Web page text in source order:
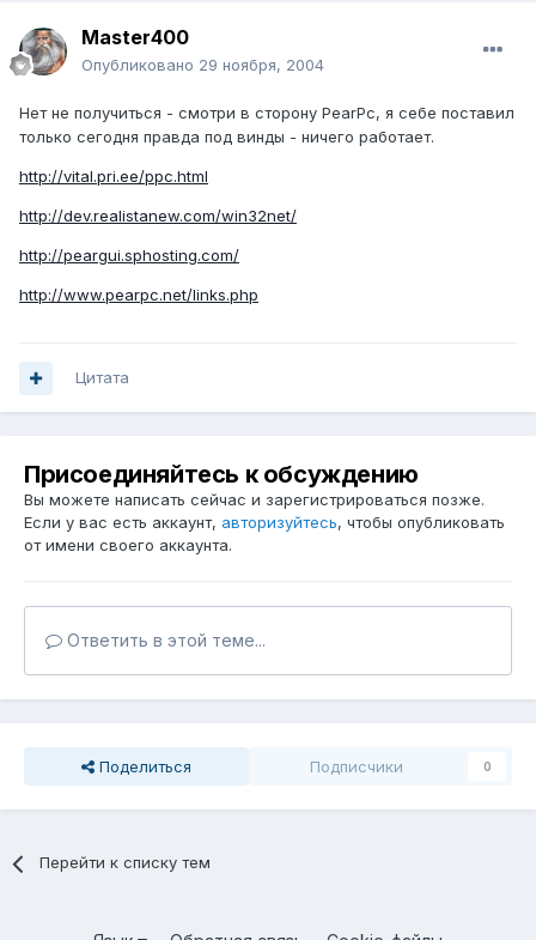
Master400
Опубликовано 29 ноября, 2004
Нет не получиться - смотри в сторону PearPc, я себе поставил
только сегодня правда под винды - ничего работает.
http://vital.pri.ee/ppc.html
http://dev.realistanew.com/win32net/
http://peargui.sphosting.com/
http://www.pearpc.net/links.php
Цитата
Присоединяйтесь к обсуждению
Вы можете написать сейчас и зарегистрироваться позже.
Если у вас есть аккаунт, авторизуйтесь, чтобы опубликовать
от имени своего аккаунта.
Ответить в этой теме...
Поделиться Подписчики 0
Перейти к списку тем